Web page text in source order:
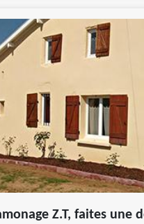
Z.T, faites une